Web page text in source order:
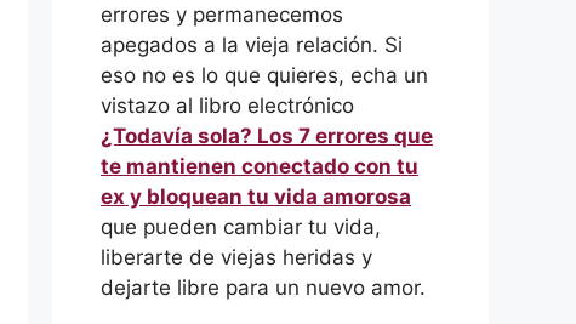
errores y permanecemos
apegados a la vieja relación. Si
eso no es lo que quieres, echa un
vistazo al libro electrónico
¿Todavía sola? Los 7 errores que
te mantienen conectado con tu
ex y bloquean tu vida amorosa
que pueden cambiar tu vida,
liberarte de viejas heridas y
dejarte libre para un nuevo amor.